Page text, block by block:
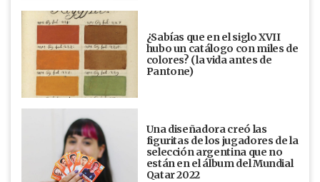
¿Sabías que en el siglo XVII
hubo un catálogo con miles de
colores? (la vida antes de
Pantone)
Una diseñadora creó las
figuritas de los jugadores de la
selección argentina que no
están en el álbum del Mundial
Qatar 2022